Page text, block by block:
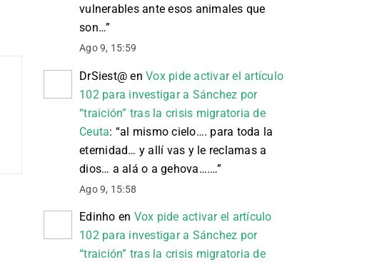
vulnerables ante esos animales que
son…”
Ago 9, 15:59
DrSiest@ en Vox pide activar el artículo
102 para investigar a Sánchez por
“traición” tras la crisis migratoria de
Ceuta: “al mismo cielo…. para toda la
eternidad… y allí vas y le reclamas a
dios… a alá o a gehova….…”
Ago 9, 15:58
Edinho en Vox pide activar el artículo
102 para investigar a Sánchez por
“traición” tras la crisis migratoria de